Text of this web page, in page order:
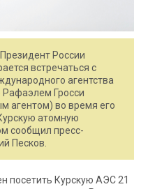
России
встречаться с
агентства
Гросси
агентом) во время его
атомную
сообщил пресс-
Песков.
посетить Курскую АЭС 21